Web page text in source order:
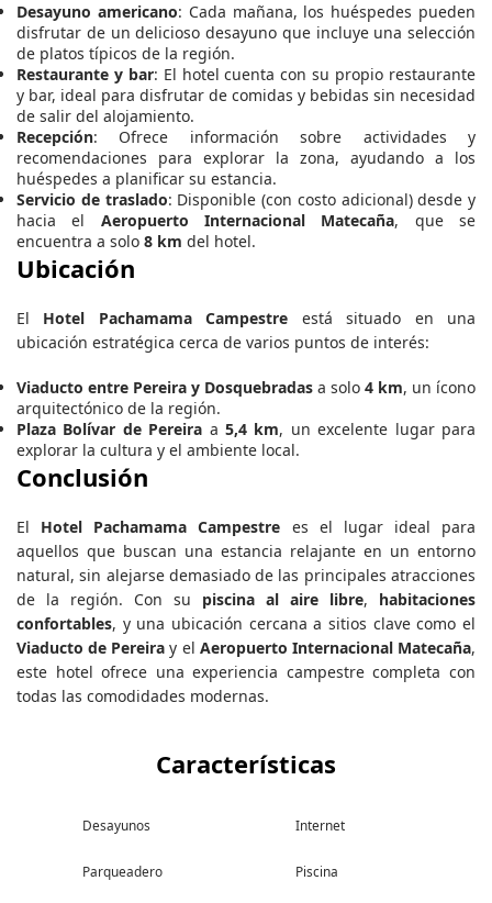
Desayuno americano: Cada mañana, los huéspedes pueden
disfrutar de un delicioso desayuno que incluye una selección
de platos típicos de la región.
Restaurante y bar: El hotel cuenta con su propio restaurante
y bar, ideal para disfrutar de comidas y bebidas sin necesidad
de salir del alojamiento.
Recepción: Ofrece información sobre actividades y
recomendaciones para explorar la zona, ayudando a los
huéspedes a planificar su estancia.
Servicio de traslado: Disponible (con costo adicional) desde y
hacia el Aeropuerto Internacional Matecaña, que se
encuentra a solo 8 km del hotel.
Ubicación
El Hotel Pachamama Campestre está situado en una
ubicación estratégica cerca de varios puntos de interés:
Viaducto entre Pereira y Dosquebradas a solo 4 km, un ícono
arquitectónico de la región.
Plaza Bolívar de Pereira a5,4 km, un excelente lugar para
explorar la cultura y el ambiente local.
Conclusión
El Hotel Pachamama Campestre es el lugar ideal para
aquellos que buscan una estancia relajante en un entorno
natural, sin alejarse demasiado de las principales atracciones
de la región. Con su piscina al aire libre, habitaciones
confortables, y una ubicación cercana a sitios clave como el
Viaducto de Pereira y el Aeropuerto Internacional Matecaña,
este hotel ofrece una experiencia campestre completa con
todas las comodidades modernas.
Características
Desayunos Internet
Parqueadero Piscina